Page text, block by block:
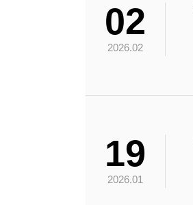
02
2026.02
19
2026.01